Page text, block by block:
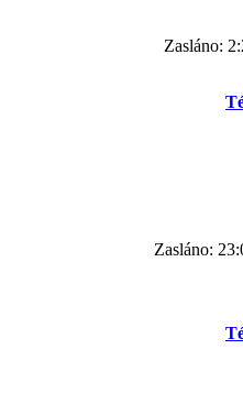
Zasláno:
Zasláno: